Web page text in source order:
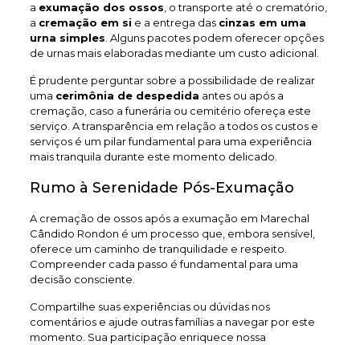
a exumação dos ossos , o transporte até o crematório,
a cremação em si e a entrega das cinzas em uma
urna simples . Alguns pacotes podem oferecer opções
de urnas mais elaboradas mediante um custo adicional.
É prudente perguntar sobre a possibilidade de realizar
uma cerimônia de despedida antes ou após a
cremação, caso a funerária ou cemitério ofereça este
serviço. A transparência em relação a todos os custos e
serviços é um pilar fundamental para uma experiência
mais tranquila durante este momento delicado.
Rumo à Serenidade Pós-Exumação
A cremação de ossos após a exumação em Marechal
Cândido Rondon é um processo que, embora sensível,
oferece um caminho de tranquilidade e respeito.
Compreender cada passo é fundamental para uma
decisão consciente.
Compartilhe suas experiências ou dúvidas nos
comentários e ajude outras famílias a navegar por este
momento. Sua participação enriquece nossa